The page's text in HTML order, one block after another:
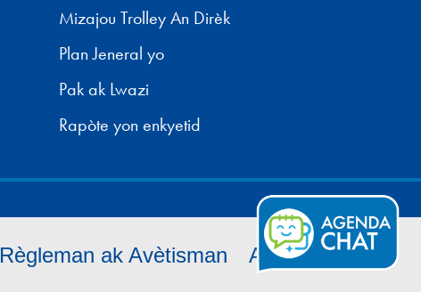
Mizajou Trolley An Dirèk
Plan Jeneral yo
Pak ak Lwazi
Rapòte yon enkyetid
Règleman ak Avètisman Aksè Bonbon